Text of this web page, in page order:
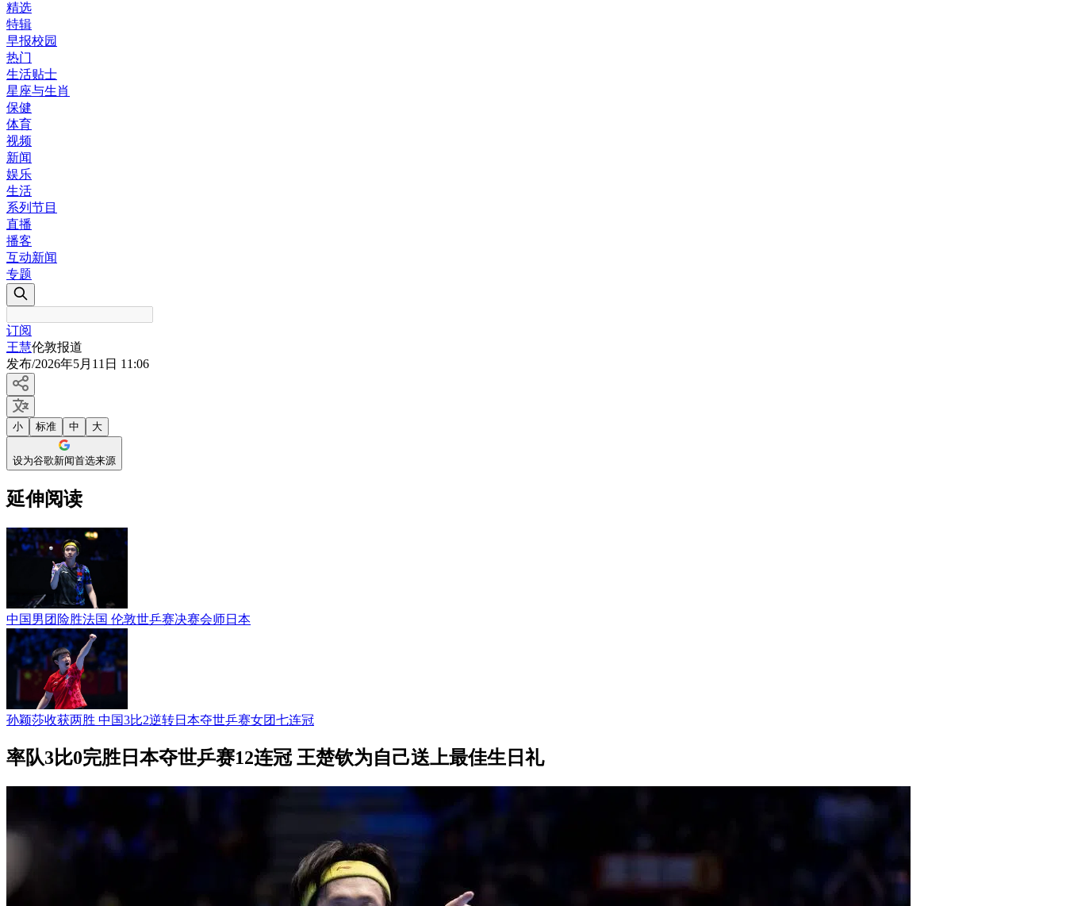
精选
特辑
早报校园
热门
生活贴士
星座与生肖
保健
体育
视频
新闻
娱乐
生活
系列节目
直播
播客
互动新闻
专题
订阅
王慧伦敦报道
发布/2026年5月11日 11:06
小 标准 中 大
设为谷歌新闻首选来源
延伸阅读
中国男团险胜法国 伦敦世乒赛决赛会师日本
孙颖莎收获两胜 中国3比2逆转日本夺世乒赛女团七连冠
率队3比0完胜日本夺世乒赛12连冠 王楚钦为自己送上最佳生日礼